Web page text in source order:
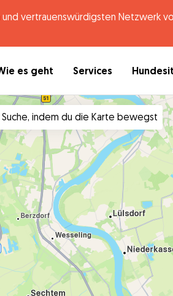
vertrauenswürdigsten Netzwerk
es geht Services
Suche, indem du die Karte bewegst